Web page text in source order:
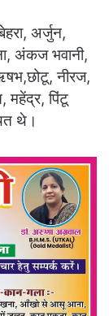
अर्जुन,
अंकज भवानी,
नीरज,
महेंद्र, पिंटू
थे।